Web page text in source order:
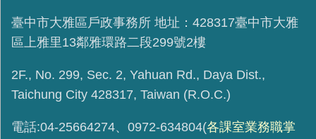
臺中市大雅區戶政事務所 地址：428317臺中市大雅
區上雅里13鄰雅環路二段299號2樓
2F., No. 299, Sec. 2, Yahuan Rd., Daya Dist.,
Taichung City 428317, Taiwan (R.O.C.)
電話:04-25664274、0972-634804(各課室業務職掌